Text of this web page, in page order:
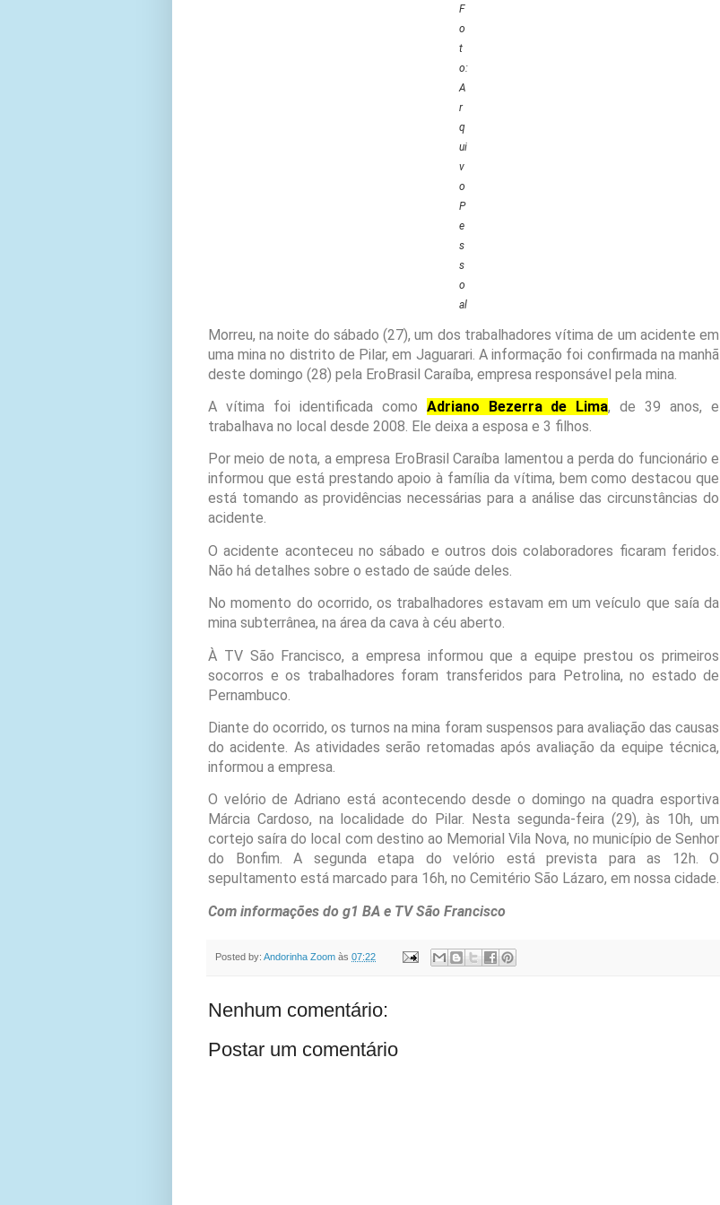
F
o
t
o:
A
r
q
ui
v
o
P
e
s
s
o
al
Morreu, na noite do sábado (27), um dos trabalhadores vítima de um acidente em
uma mina no distrito de Pilar, em Jaguarari. A informação foi confirmada na manhã
deste domingo (28) pela EroBrasil Caraíba, empresa responsável pela mina.
A vítima foi identificada como Adriano Bezerra de Lima, de 39 anos, e
trabalhava no local desde 2008. Ele deixa a esposa e 3 filhos.
Por meio de nota, a empresa EroBrasil Caraíba lamentou a perda do funcionário e
informou que está prestando apoio à família da vítima, bem como destacou que
está tomando as providências necessárias para a análise das circunstâncias do
acidente.
O acidente aconteceu no sábado e outros dois colaboradores ficaram feridos.
Não há detalhes sobre o estado de saúde deles.
No momento do ocorrido, os trabalhadores estavam em um veículo que saía da
mina subterrânea, na área da cava à céu aberto.
À TV São Francisco, a empresa informou que a equipe prestou os primeiros
socorros e os trabalhadores foram transferidos para Petrolina, no estado de
Pernambuco.
Diante do ocorrido, os turnos na mina foram suspensos para avaliação das causas
do acidente. As atividades serão retomadas após avaliação da equipe técnica,
informou a empresa.
O velório de Adriano está acontecendo desde o domingo na quadra esportiva
Márcia Cardoso, na localidade do Pilar. Nesta segunda-feira (29), às 10h, um
cortejo saíra do local com destino ao Memorial Vila Nova, no município de Senhor
do Bonfim. A segunda etapa do velório está prevista para as 12h. O
sepultamento está marcado para 16h, no Cemitério São Lázaro, em nossa cidade.
Com informações do g1 BA e TV São Francisco
Posted by: Andorinha Zoom às 07:22
Nenhum comentário:
Postar um comentário